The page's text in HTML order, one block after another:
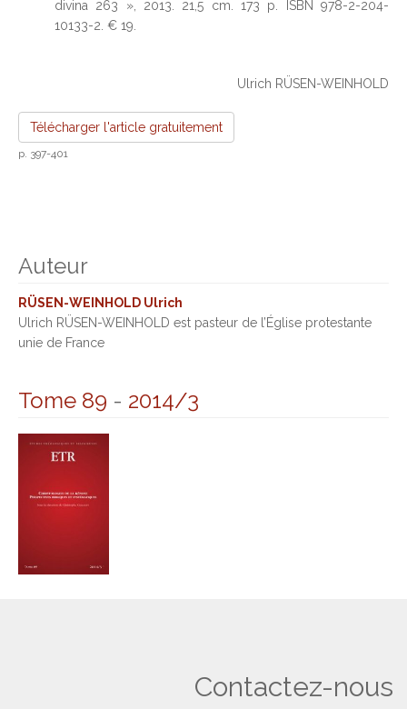
divina 263 », 2013. 21,5 cm. 173 p. ISBN 978-2-204-
10133-2. € 19.
Ulrich RÜSEN-WEINHOLD
Télécharger l'article gratuitement
p. 397-401
Auteur
RÜSEN-WEINHOLD Ulrich
Ulrich RÜSEN-WEINHOLD est pasteur de l’Église protestante
unie de France
Tome 89 - 2014/3
Contactez-nous